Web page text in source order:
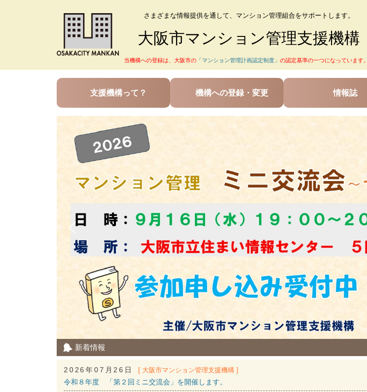
さまざまな情報提供を通して、マンション管理組合をサポートします。
大阪市マンション管理支援機構
当機構への登録は、大阪市の 「マンション管理計画認定制度」の認定基準の一つになっています。
支援機構って？ 機構への登録・変更 情報誌
新着情報
2026年07月26日 [ 大阪市マンション管理支援機構 ]
令和８年度 「第２回ミニ交流会」を開催します。